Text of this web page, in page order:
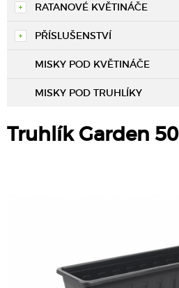
RATANOVÉ KVĚTINÁČE
PŘÍSLUŠENSTVÍ
MISKY POD KVĚTINÁČE
MISKY POD TRUHLÍKY
Truhlík Garden